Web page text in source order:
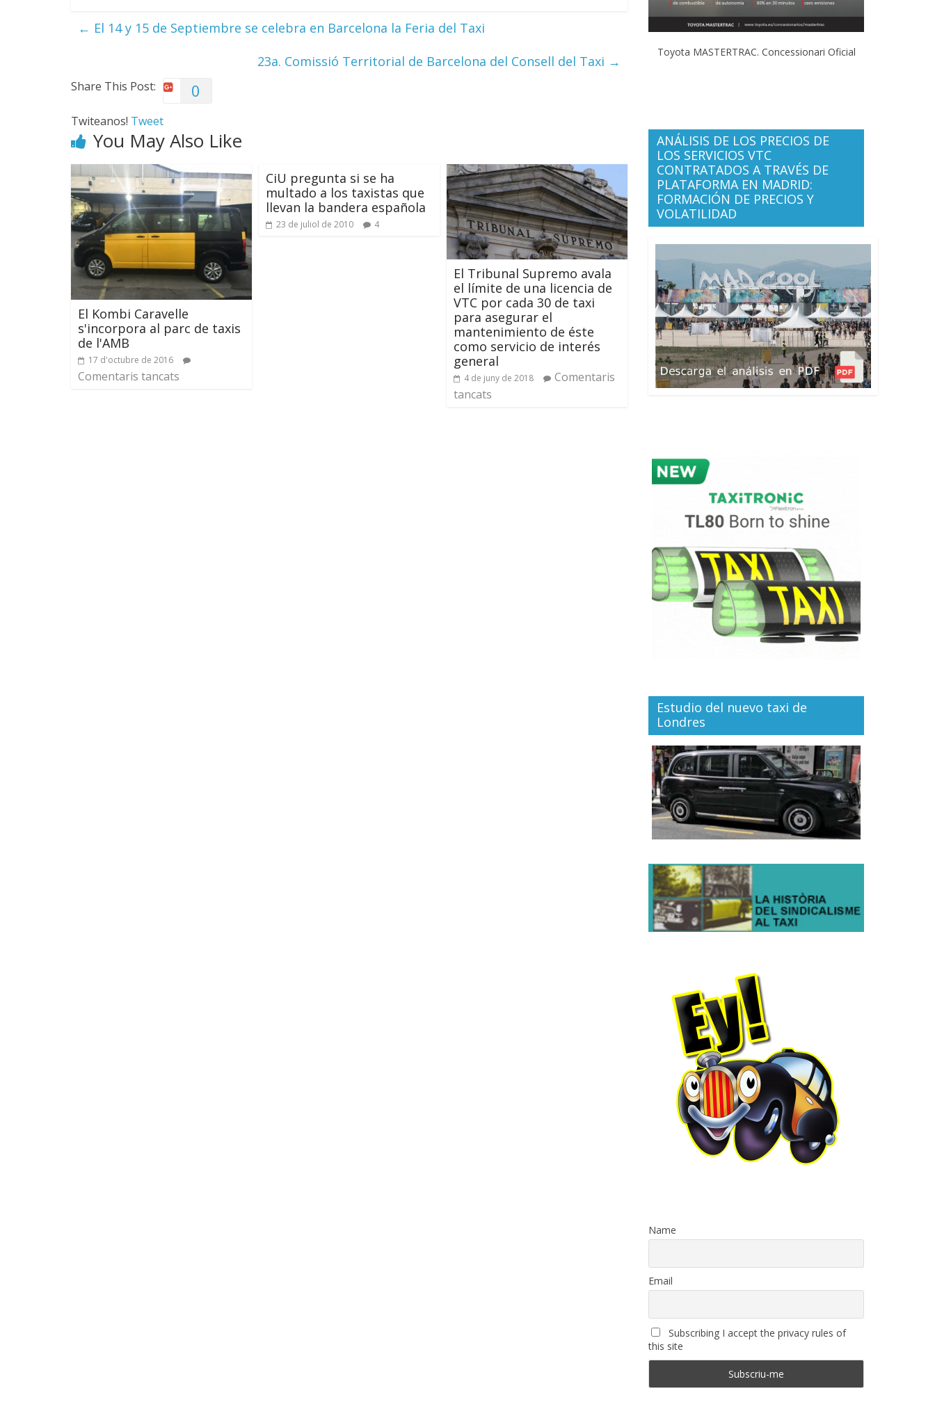
← El 14 y 15 de Septiembre se celebra en Barcelona la Feria del Taxi
23a. Comissió Territorial de Barcelona del Consell del Taxi →
Share This Post: 0
Twiteanos! Tweet
You May Also Like
El Kombi Caravelle
s'incorpora al parc de taxis
de l'AMB
17 d'octubre de 2016
Comentaris tancats
CiU pregunta si se ha
multado a los taxistas que
llevan la bandera española
23 de juliol de 2010 4
El Tribunal Supremo avala
el límite de una licencia de
VTC por cada 30 de taxi
para asegurar el
mantenimiento de éste
como servicio de interés
general
4 de juny de 2018
Comentaris
tancats
Toyota MASTERTRAC. Concessionari Oficial
ANÁLISIS DE LOS PRECIOS DE
LOS SERVICIOS VTC
CONTRATADOS A TRAVÉS DE
PLATAFORMA EN MADRID:
FORMACIÓN DE PRECIOS Y
VOLATILIDAD
Estudio del nuevo taxi de
Londres
Name
Email
Subscribing I accept the privacy rules of
this site